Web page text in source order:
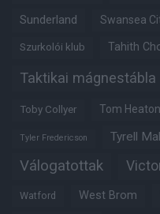
Sunderland Swansea
Szurkolói klub Tahith
Taktikai mágnestábla
Toby Collyer Tom Heaton
Tyler Fredericson Tyrell
Válogatottak
Watford West Brom